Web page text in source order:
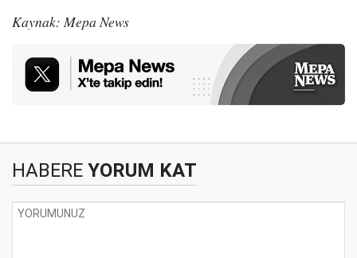
Kaynak: Mepa News
HABERE YORUM KAT